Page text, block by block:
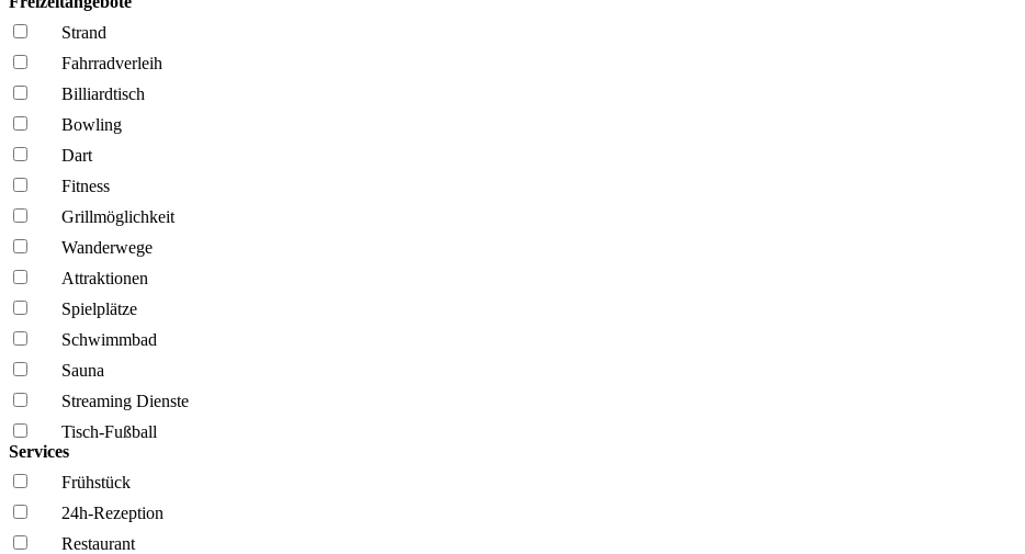
Strand
Fahrrad­verleih
Billiardtisch
Bowling
Dart
Fitness
Grillmöglich­keit
Wanderwege
Attraktionen
Spielplätze
Schwimmbad
Sauna
Streaming Dienste
Tisch-Fußball
Services
Frühstück
24h-Rezeption
Restaurant